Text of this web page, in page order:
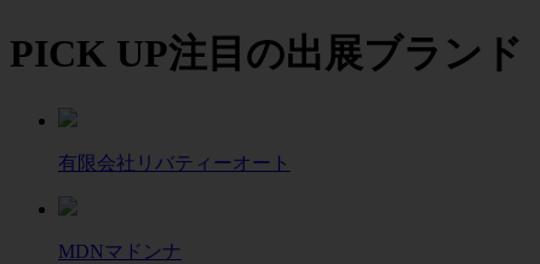
PICK UP注目の出展ブランド
有限会社リバティーオート
MDNマドンナ